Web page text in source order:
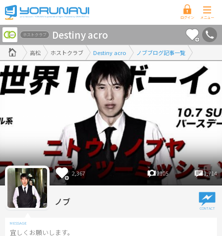
香
川
県
版
高松 ホストクラブ Destiny acro ノブブログ記事一覧
ホストクラブ Destiny acro
2,367 2105 1,714
ノブ
宜しくお願いします。